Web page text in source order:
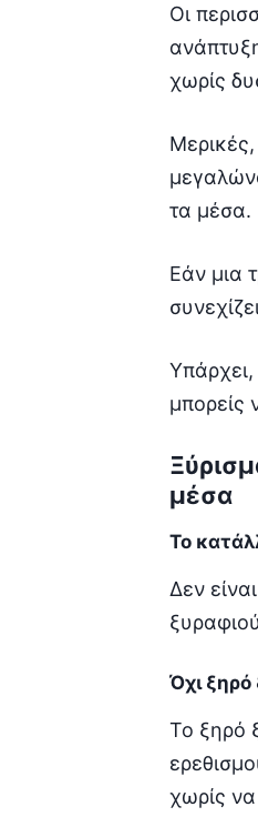
Οι
χωρίς
τα μέσα.
Εάν μια
μπορείς
μέσα
Το
Δεν
Όχι ξηρό
Το ξηρό
χωρίς